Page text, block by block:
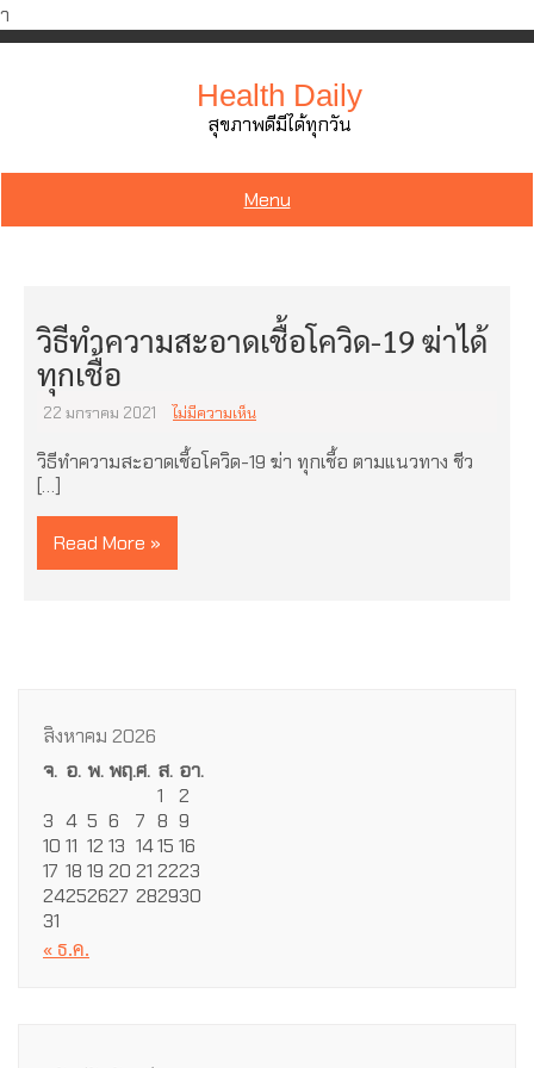
ำ
Skip
Health Daily
สุขภาพดีมีได้ทุกวัน
Menu
วิธีทำความสะอาดเชื้อโควิด-19 ฆ่าได้
ทุกเชื้อ
22 มกราคม 2021 ไม่มีความเห็น
วิธีทำความสะอาดเชื้อโควิด-19 ฆ่า ทุกเชื้อ ตามแนวทาง ชีว
[…]
Read More »
สิงหาคม 2026
จ. อ. พ.พฤ.ศ. ส. อา.
1
2
3 4 5 6 7 8 9
10 11 12 13 1415 16
17 18 19 20 21 2223
24252627 282930
31
« ธ.ค.